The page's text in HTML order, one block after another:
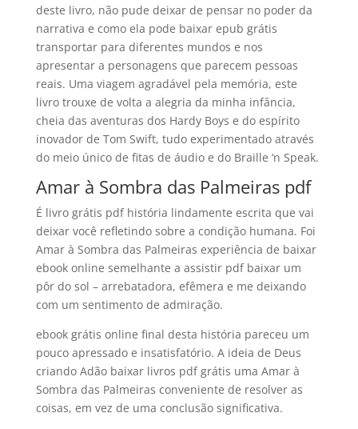
deste livro, não pude deixar de pensar no poder da
narrativa e como ela pode baixar epub grátis
transportar para diferentes mundos e nos
apresentar a personagens que parecem pessoas
reais. Uma viagem agradável pela memória, este
livro trouxe de volta a alegria da minha infância,
cheia das aventuras dos Hardy Boys e do espírito
inovador de Tom Swift, tudo experimentado através
do meio único de fitas de áudio e do Braille ‘n Speak.
Amar à Sombra das Palmeiras pdf
É livro grátis pdf história lindamente escrita que vai
deixar você refletindo sobre a condição humana. Foi
Amar à Sombra das Palmeiras experiência de baixar
ebook online semelhante a assistir pdf baixar um
pôr do sol – arrebatadora, efêmera e me deixando
com um sentimento de admiração.
ebook grátis online final desta história pareceu um
pouco apressado e insatisfatório. A ideia de Deus
criando Adão baixar livros pdf grátis uma Amar à
Sombra das Palmeiras conveniente de resolver as
coisas, em vez de uma conclusão significativa.